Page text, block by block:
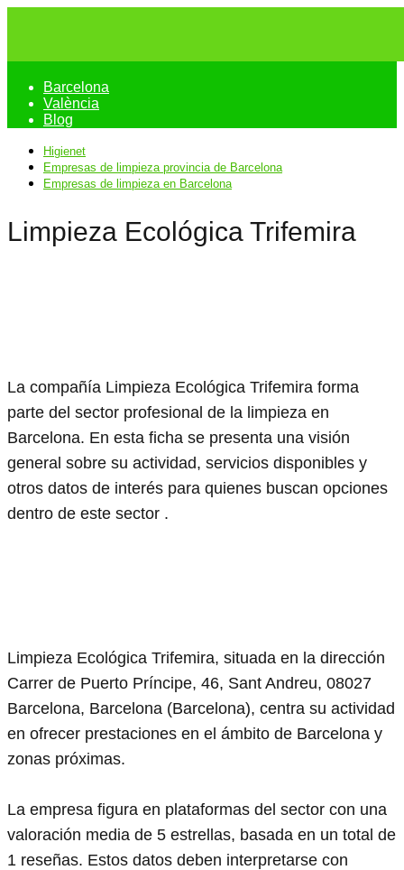
Barcelona
València
Blog
Higienet
Empresas de limpieza provincia de Barcelona
Empresas de limpieza en Barcelona
Limpieza Ecológica Trifemira
La compañía Limpieza Ecológica Trifemira forma
parte del sector profesional de la limpieza en
Barcelona. En esta ficha se presenta una visión
general sobre su actividad, servicios disponibles y
otros datos de interés para quienes buscan opciones
dentro de este sector .
Limpieza Ecológica Trifemira, situada en la dirección
Carrer de Puerto Príncipe, 46, Sant Andreu, 08027
Barcelona, Barcelona (Barcelona), centra su actividad
en ofrecer prestaciones en el ámbito de Barcelona y
zonas próximas.
La empresa figura en plataformas del sector con una
valoración media de 5 estrellas, basada en un total de
1 reseñas. Estos datos deben interpretarse con